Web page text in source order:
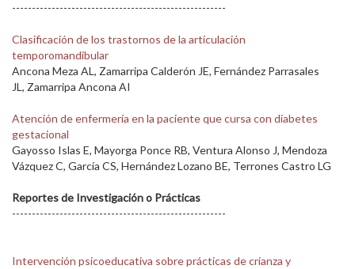
------------------------------------------------------
Clasificación de los trastornos de la articulación
temporomandibular
Ancona Meza AL, Zamarripa Calderón JE, Fernández Parrasales
JL, Zamarripa Ancona AI
Atención de enfermería en la paciente que cursa con diabetes
gestacional
Gayosso Islas E, Mayorga Ponce RB, Ventura Alonso J, Mendoza
Vázquez C, García CS, Hernández Lozano BE, Terrones Castro LG
Reportes de Investigación o Prácticas
------------------------------------------------------
Intervención psicoeducativa sobre prácticas de crianza y